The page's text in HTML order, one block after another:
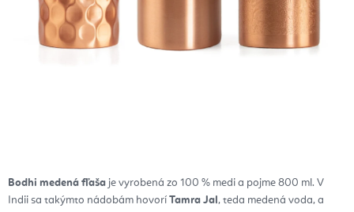
Bodhi medená fľaša je vyrobená zo 100 % medi a pojme 800 ml. V
Indii sa takýmto nádobám hovorí Tamra Jal , teda medená voda, a